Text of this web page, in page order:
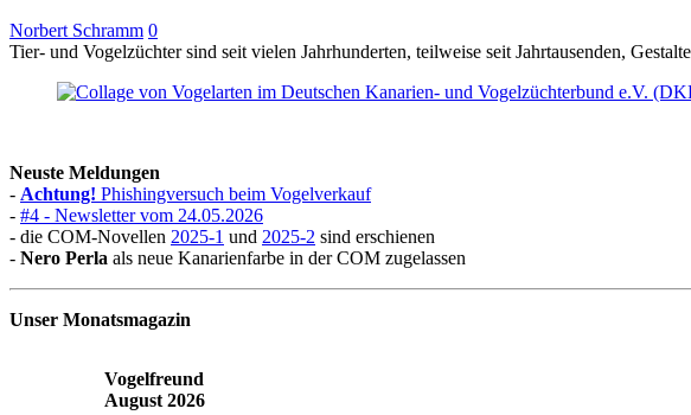
Norbert Schramm 0
Tier- und Vogelzüchter sind seit vielen Jahrhunderten, teilweise seit Jahrtausenden,
Neuste Meldungen
- Achtung! Phishingversuch beim Vogelverkauf
- #4 - Newsletter vom 24.05.2026
- die COM-Novellen 2025-1 und 2025-2 sind erschienen
- Nero Perla als neue Kanarienfarbe in der COM zugelassen
Unser Monatsmagazin
Vogelfreund
August 2026